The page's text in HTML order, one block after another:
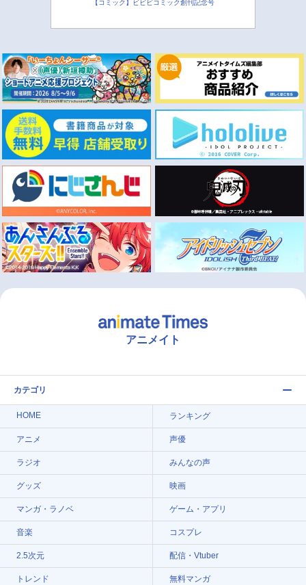
【コミック】ビビビコミック創刊記念号
アニメイト
カテゴリ
HOME ランキング
アニメ 声優
ラジオ みんなの声
グッズ 映画
マンガ・ラノベ ゲーム・アプリ
音楽 コスプレ
2.5次元 配信・Vtuber
トレンド 無料マンガ